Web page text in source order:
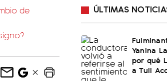
de
ÚLTIMAS
Yanina
por qué
a Tuli